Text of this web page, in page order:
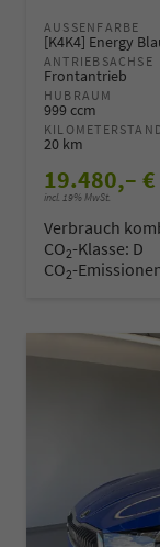
AUSSENFARBE
[K4K4] Energy
ANTRIEBSACHSE
Frontantrieb
HUBRAUM
999 ccm
20 km
19.480,– €
incl. 19% MwSt.
Verbrauch
CO2-Klasse: D
CO2-